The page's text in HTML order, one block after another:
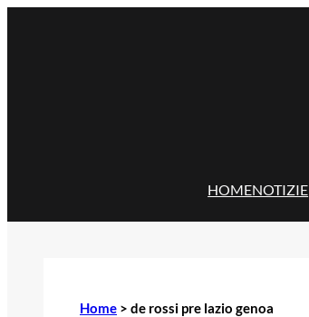
HOMENOTIZIE
Home > de rossi pre lazio genoa